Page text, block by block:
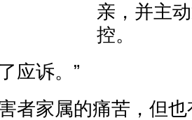
亲，并主
控。
应诉。”
者家属的痛苦，但